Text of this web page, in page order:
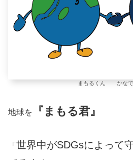
まもるくん かなで
地球を 『まもる君』
「 世界中がSDGsによって